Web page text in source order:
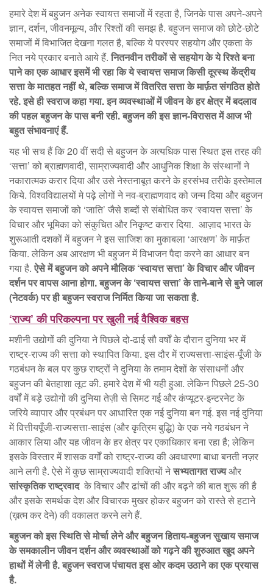
हमारे देश में बहुजन अनेक स्वायत्त समाजों में रहता है, जिनके पास अपने-अपने
ज्ञान, दर्शन, जीवनमूल्य, और रिश्तों की समझ है. बहुजन समाज को छोटे-छोटे
समाजों में विभाजित देखना गलत है, बल्कि ये परस्पर सहयोग और एकता के
नित नये प्रकार बनाते आये हैं.नितनवीन तरीकों से सहयोग के ये रिश्ते बना
पाने का एक आधार इसमें भी रहा कि ये स्वायत्त समाज किसी दूरस्थ केंद्रीय
सत्ता के मातहत नहीं थे, बल्कि समाज में वितरित सत्ता के मार्फ़त संगठित होते
रहे. इसे ही स्वराज कहा गया. इन व्यवस्थाओं में जीवन के हर क्षेत्र में बदलाव
की पहल बहुजन के पास बनी रही. बहुजन की इस ज्ञान-विरासत में आज भी
बहुत संभावनाएं हैं.
यह भी सच हैं कि 20 वीं सदी से बहुजन के अत्यधिक पास स्थित इस तरह की
‘सत्ता’ को ब्राह्मणवादी, साम्राज्यवादी और आधुनिक शिक्षा के संस्थानों ने
नकारात्मक करार दिया और उसे नेस्तनाबूत करने के हरसंभव तरीके इस्तेमाल
किये. विश्वविद्यालयों मे पढ़े लोगों ने नव-ब्राह्मणवाद को जन्म दिया और बहुजन
के स्वायत्त समाजों को ‘जाति’ जैसे शब्दों से संबोधित कर ‘स्वायत्त सत्ता’ के
विचार और भूमिका को संकुचित और निकृष्ट करार दिया. आज़ाद भारत के
शुरूआती दशकों में बहुजन ने इस साजिश का मुकाबला ‘आरक्षण’ के मार्फ़त
किया. लेकिन अब आरक्षण भी बहुजन में विभाजन पैदा करने का आधार बन
गया है.ऐसे में बहुजन को अपने मौलिक ‘स्वायत्त सत्ता’ के विचार और जीवन
दर्शन पर वापस आना होगा. बहुजन के ‘स्वायत्त सत्ता’ के ताने-बाने से बुने जाल
(नेटवर्क) पर ही बहुजन स्वराज निर्मित किया जा सकता है.
‘राज्य’की परिकल्पना पर खुली नई वैश्विक बहस
मशीनी उद्योगों की दुनिया ने पिछले दो-ढाई सौ वर्षों के दौरान दुनिया भर में
राष्ट्र-राज्य की सत्ता को स्थापित किया. इस दौर में राज्यसत्ता-साइंस-पूँजी के
गठबंधन के बल पर कुछ राष्ट्रों ने दुनिया के तमाम देशों के संसाधनों और
बहुजन की बेतहाशा लूट की. हमारे देश में भी यही हुआ. लेकिन पिछले 25-30
वर्षों में बड़े उद्योगों की दुनिया तेज़ी से सिमट गई और कंप्यूटर-इन्टरनेट के
जरिये व्यापार और प्रबंधन पर आधारित एक नई दुनिया बन गई. इस नई दुनिया
में वित्तीयपूँजी-राज्यसत्ता-साइंस (और कृत्रिम बुद्धि) के एक नये गठबंधन ने
आकार लिया और यह जीवन के हर क्षेत्र पर एकाधिकार बना रहा है; लेकिन
इसके विस्तार में शासक वर्गों को राष्ट्र-राज्य की अवधारणा बाधा बनती नज़र
आने लगी है. ऐसे में कुछ साम्राज्यवादी शक्तियों नेसभ्यतागत राज्यऔर
सांस्कृतिक राष्ट्रवाद के विचार और ढांचों की और बढ़ने की बात शुरू की है
और इसके समर्थक देश और विचारक मुखर होकर बहुजन को रास्ते से हटाने
(ख़त्म कर देने) की वकालत करने लगे हैं.
बहुजन को इस स्थिति से मोर्चा लेने और बहुजन हिताय-बहुजन सुखाय समाज
के समकालीन जीवन दर्शन और व्यवस्थाओं को गढ़ने की शुरुआत खुद अपने
हाथों में लेनी है. बहुजन स्वराज पंचायत इस ओर कदम उठाने का एक प्रयास
है.